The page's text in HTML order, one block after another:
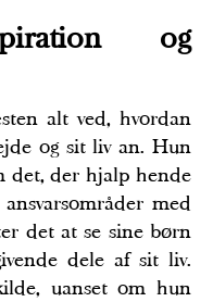
og
alt ved, hvordan
og sit liv an. Hun
det, der hjalp hende
med
det at se sine børn
dele af sit liv.
uanset om hun